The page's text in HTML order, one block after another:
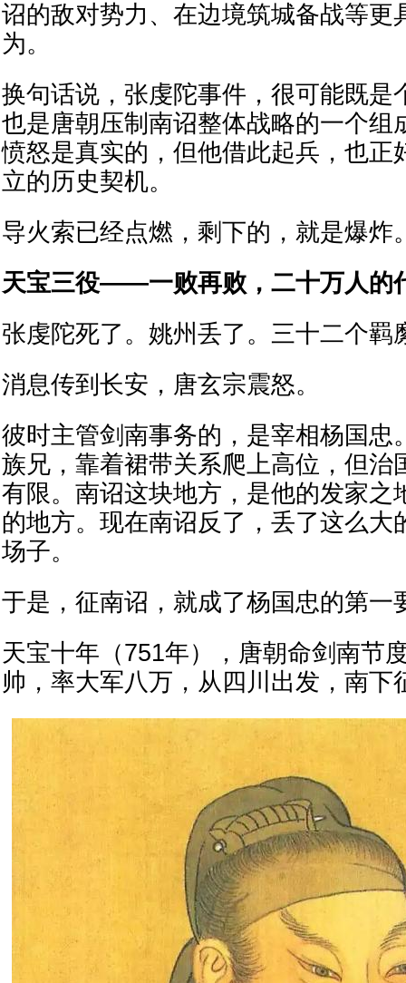
诏的敌对势力、在边境筑城备战等更
为。
换句话说，张虔陀事件，很可能既是
也是唐朝压制南诏整体战略的一个组
愤怒是真实的，但他借此起兵，也正
立的历史契机。
导火索已经点燃，剩下的，就是爆炸
天宝三役——一败再败，二十万人的
张虔陀死了。姚州丢了。三十二个羁
消息传到长安，唐玄宗震怒。
彼时主管剑南事务的，是宰相杨国忠
族兄，靠着裙带关系爬上高位，但治
有限。南诏这块地方，是他的发家之
的地方。现在南诏反了，丢了这么大
场子。
于是，征南诏，就成了杨国忠的第一
天宝十年（751年），唐朝命剑南节
帅，率大军八万，从四川出发，南下